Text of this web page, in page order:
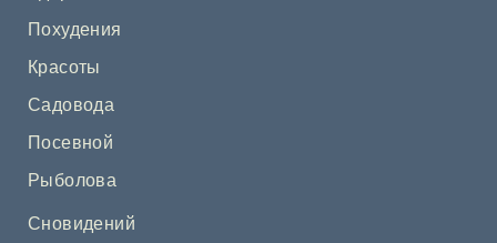
Похудения
Красоты
Садовода
Посевной
Рыболова
Сновидений